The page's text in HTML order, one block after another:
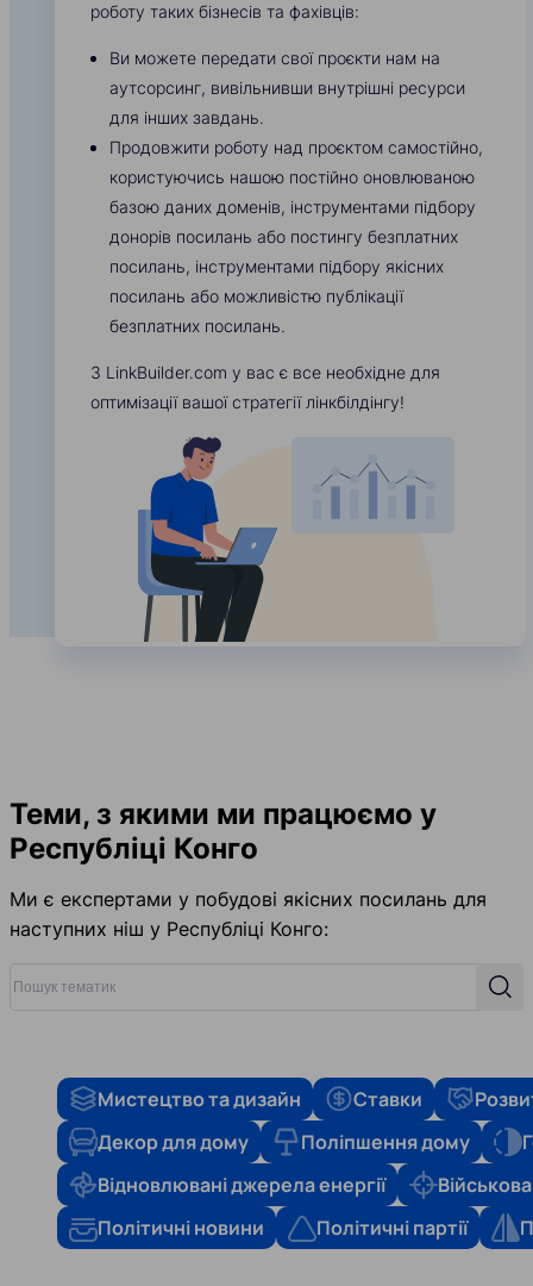
роботу таких бізнесів та фахівців:
Ви можете передати свої проєкти нам на
аутсорсинг, вивільнивши внутрішні ресурси
для інших завдань.
Продовжити роботу над проєктом самостійно,
користуючись нашою постійно оновлюваною
базою даних доменів, інструментами підбору
донорів посилань або постингу безплатних
посилань, інструментами підбору якісних
посилань або можливістю публікації
безплатних посилань.
З LinkBuilder.com у вас є все необхідне для
оптимізації вашої стратегії лінкбілдінгу!
Теми, з якими ми працюємо у
Республіці Конго
Ми є експертами у побудові якісних посилань для
наступних ніш у Республіці Конго:
Мистецтво та дизайн Ставки
Декор для дому
Поліпшення дому
Відновлювані джерела енергії
Політичні новини
Політичні партії